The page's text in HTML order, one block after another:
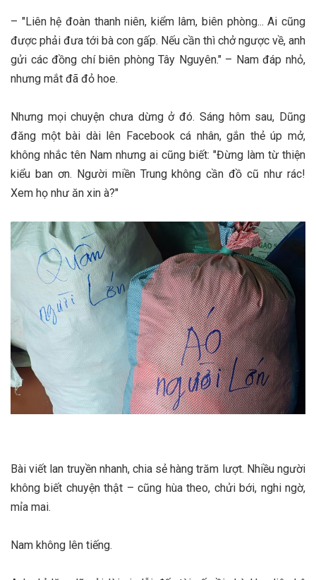
– "Liên hệ đoàn thanh niên, kiểm lâm, biên phòng... Ai cũng
được phải đưa tới bà con gấp. Nếu cần thì chở ngược về, anh
gửi các đồng chí biên phòng Tây Nguyên." – Nam đáp nhỏ,
nhưng mắt đã đỏ hoe.
Nhưng mọi chuyện chưa dừng ở đó. Sáng hôm sau, Dũng
đăng một bài dài lên Facebook cá nhân, gắn thẻ úp mở,
không nhắc tên Nam nhưng ai cũng biết: "Đừng làm từ thiện
kiểu ban ơn. Người miền Trung không cần đồ cũ như rác!
Xem họ như ăn xin à?"
Bài viết lan truyền nhanh, chia sẻ hàng trăm lượt. Nhiều người
không biết chuyện thật – cũng hùa theo, chửi bới, nghi ngờ,
mỉa mai.
Nam không lên tiếng.